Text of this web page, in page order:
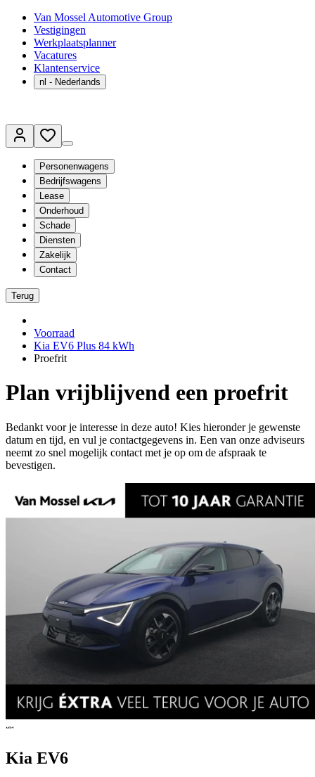
Van Mossel Automotive Group
Vestigingen
Werkplaatsplanner
Vacatures
Klantenservice
nl - Nederlands
Personenwagens
Bedrijfswagens
Lease
Onderhoud
Schade
Diensten
Zakelijk
Contact
Terug
Voorraad
Kia EV6 Plus 84 kWh
Proefrit
Plan vrijblijvend een proefrit
Bedankt voor je interesse in deze auto! Kies hieronder je gewenste
datum en tijd, en vul je contactgegevens in. Een van onze adviseurs
neemt zo snel mogelijk contact met je op om de afspraak te
bevestigen.
Kia EV6